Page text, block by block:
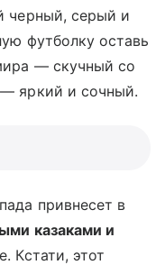
черный, серый и
футболку оставь
— скучный со
яркий и сочный.
привнесет в
казаками и
Кстати, этот